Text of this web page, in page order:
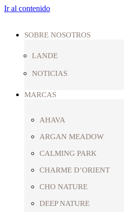
Ir al contenido
SOBRE NOSOTROS
LANDE
NOTICIAS
MARCAS
AHAVA
ARGAN MEADOW
CALMING PARK
CHARME D’ORIENT
CHO NATURE
DEEP NATURE